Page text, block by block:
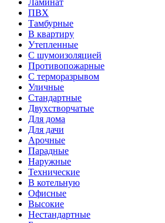
ПВХ
Тамбурные
В квартиру
Утепленные
С шумоизоляцией
Противопожарные
С терморазрывом
Уличные
Стандартные
Двухстворчатые
Для дома
Для дачи
Арочные
Парадные
Наружные
Технические
В котельную
Офисные
Высокие
Нестандартные